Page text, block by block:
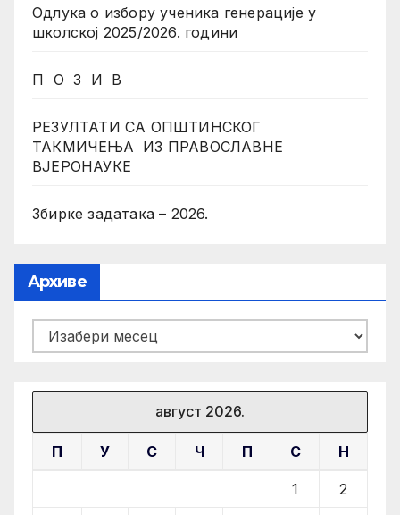
Одлука о избору ученика генерације у
школској 2025/2026. години
П О З И В
РЕЗУЛТАТИ СА ОПШТИНСКОГ
ТАКМИЧЕЊА ИЗ ПРАВОСЛАВНЕ
ВЈЕРОНАУКЕ
Збирке задатака – 2026.
Архиве
Архиве
август 2026.
П У С Ч П С Н
1 2